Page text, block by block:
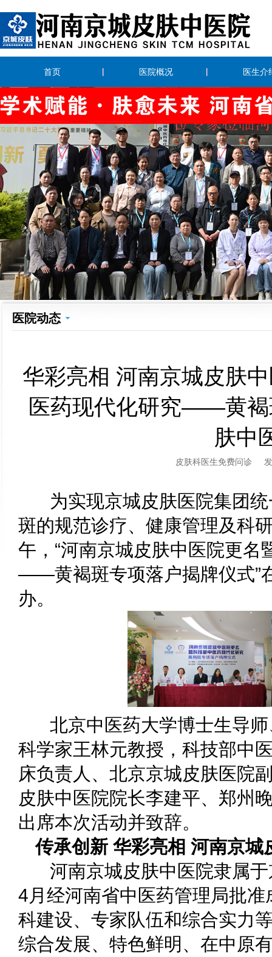
首页 医院概况 医生介
医院动态
华彩亮相 河南京城皮肤
医药现代化研究——黄褐
肤中
皮肤科医生免费问诊
为实现京城皮肤医院集团
斑的规范诊疗、健康管理及科
午，“河南京城皮肤中医院更名
——黄褐斑专项落户揭牌仪式”
办。
北京中医药大学博士生导
科学家王林元教授，科技部中
床负责人、北京京城皮肤医院
皮肤中医院院长李建平、郑州
出席本次活动并致辞。
传承创新 华彩亮相 河南京城
河南京城皮肤中医院隶属
4月经河南省中医药管理局批
科建设、专家队伍和综合实力
综合发展、特色鲜明、在中原